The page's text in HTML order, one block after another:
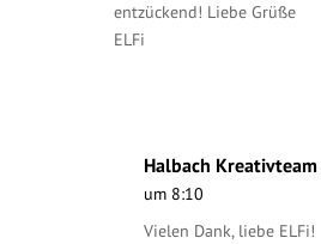
entzückend! Liebe Grüße
ELFi
Halbach Kreativteam
um 8:10
Vielen Dank, liebe ELFi!